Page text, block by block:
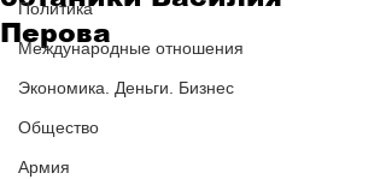
Политика
Международные отношения
Экономика. Деньги. Бизнес
Общество
Армия
Перова